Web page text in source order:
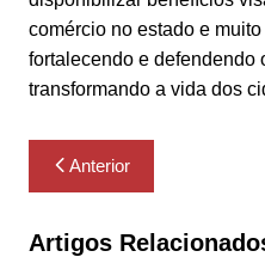
comércio no estado e
fortalecendo e defendendo
transformando a vida dos
Navegação
de
Post
Anterior
Artigos